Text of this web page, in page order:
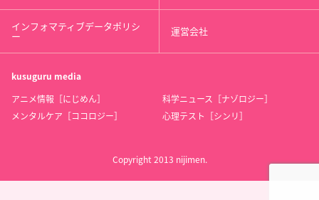
インフォマティブデータポリシ
ー 運営会社
kusuguru media
アニメ情報［にじめん］
科学ニュース［ナゾロジー］
メンタルケア［ココロジー］
心理テスト［シンリ］
Copyright 2013 nijimen.